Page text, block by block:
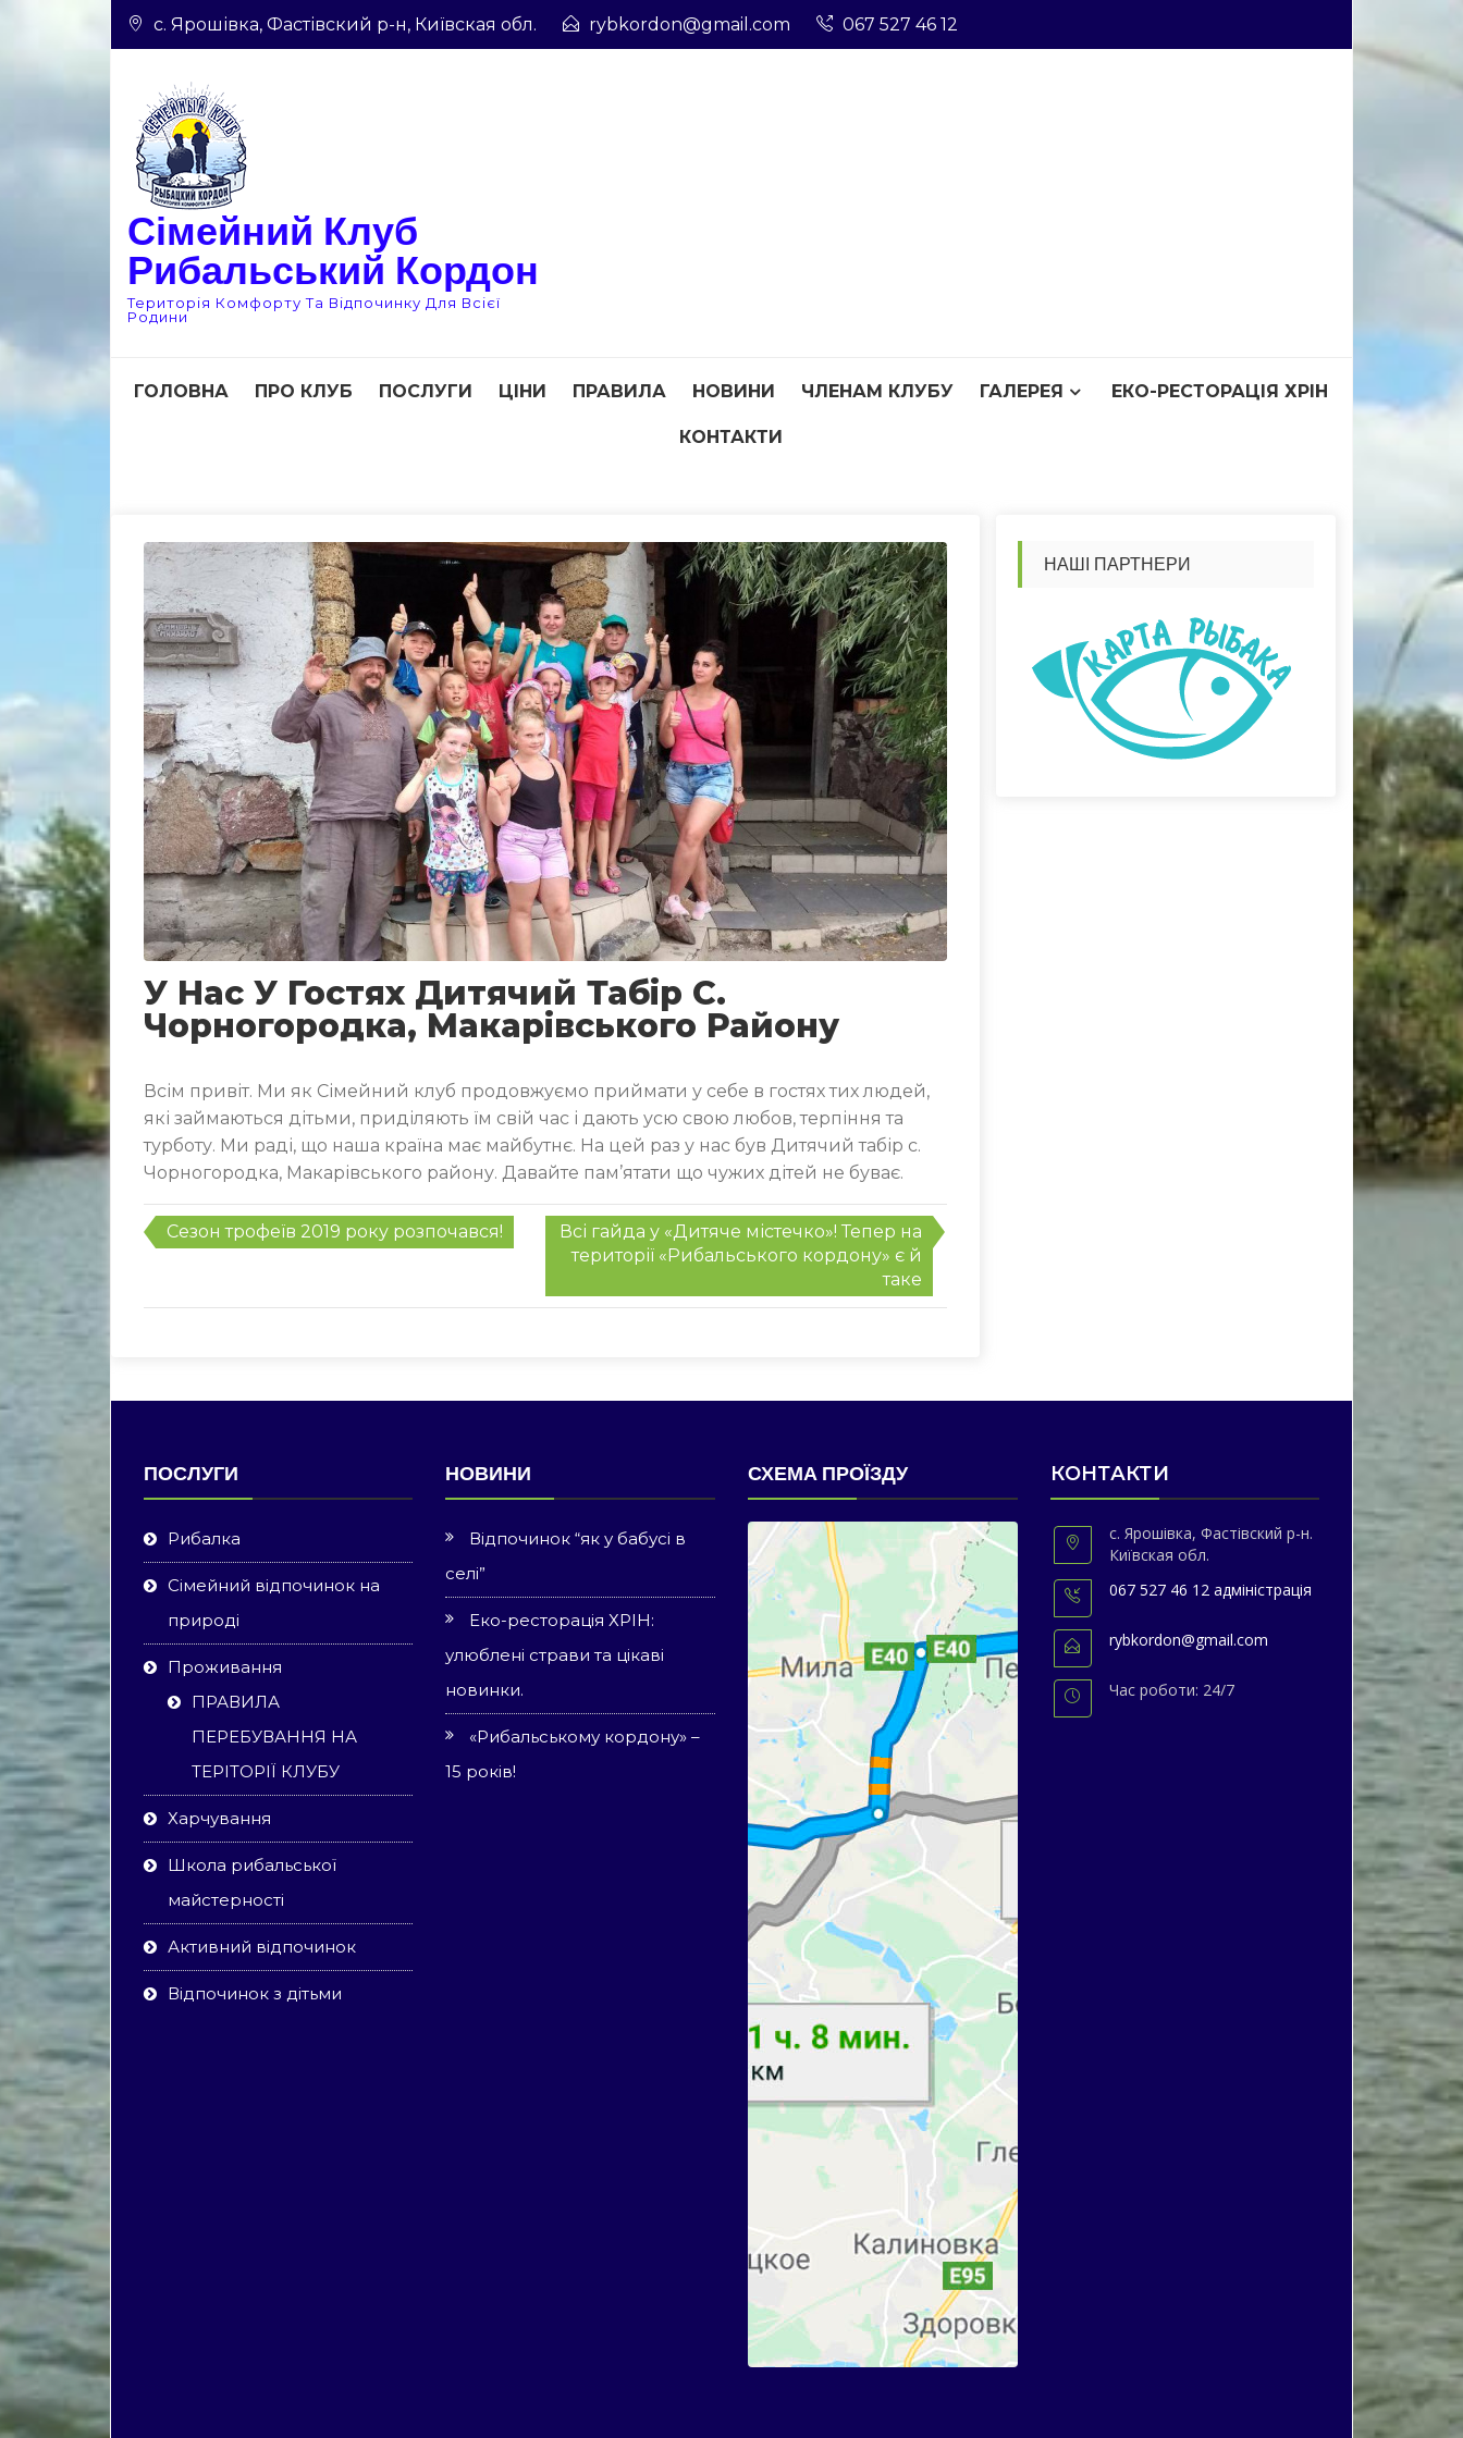
Skip
с. Ярошівка, Фастівский р-н, Київская обл. rybkordon@gmail.com 067 527 46 12
Сімейний Клуб
Рибальський Кордон
Територія Комфорту Та Відпочинку Для Всієї
Родини
ГОЛОВНА ПРО КЛУБ ПОСЛУГИ ЦІНИ ПРАВИЛА НОВИНИ ЧЛЕНАМ КЛУБУ ГАЛЕРЕЯ ЕКО-РЕСТОРАЦІЯ ХРІН
КОНТАКТИ
У Нас У Гостях Дитячий Табір С.
Чорногородка, Макарівського Району
Всім привіт. Ми як Сімейний клуб продовжуємо приймати у себе в гостях тих людей,
які займаються дітьми, приділяють їм свій час і дають усю свою любов, терпіння та
турботу. Ми раді, що наша країна має майбутнє. На цей раз у нас був Дитячий табір с.
Чорногородка, Макарівського району. Давайте пам’ятати що чужих дітей не буває.
Post
Сезон трофеїв 2019 року розпочався!
Всі гайда у «Дитяче містечко»! Тепер на
території «Рибальського кордону» є й
таке
НАШІ ПАРТНЕРИ
ПОСЛУГИ
Рибалка
Сімейний відпочинок на
природі
Проживання
ПРАВИЛА
ПЕРЕБУВАННЯ НА
ТЕРІТОРІЇ КЛУБУ
Харчування
Школа рибальської
майстерності
Активний відпочинок
Відпочинок з дітьми
НОВИНИ
Відпочинок “як у бабусі в
селі”
Еко-ресторація ХРІН:
улюблені страви та цікаві
новинки.
«Рибальському кордону» –
15 років!
СХЕМА ПРОЇЗДУ КОНТАКТИ
с. Ярошівка, Фастівский р-н.
Київская обл.
067 527 46 12 адміністрація
rybkordon@gmail.com
Час роботи: 24/7